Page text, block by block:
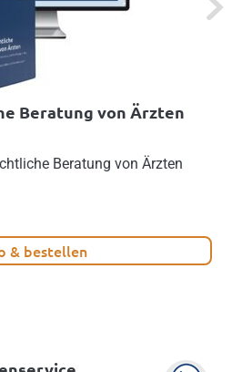
Beratung von Ärzten
Beratung von Ärzten
& bestellen